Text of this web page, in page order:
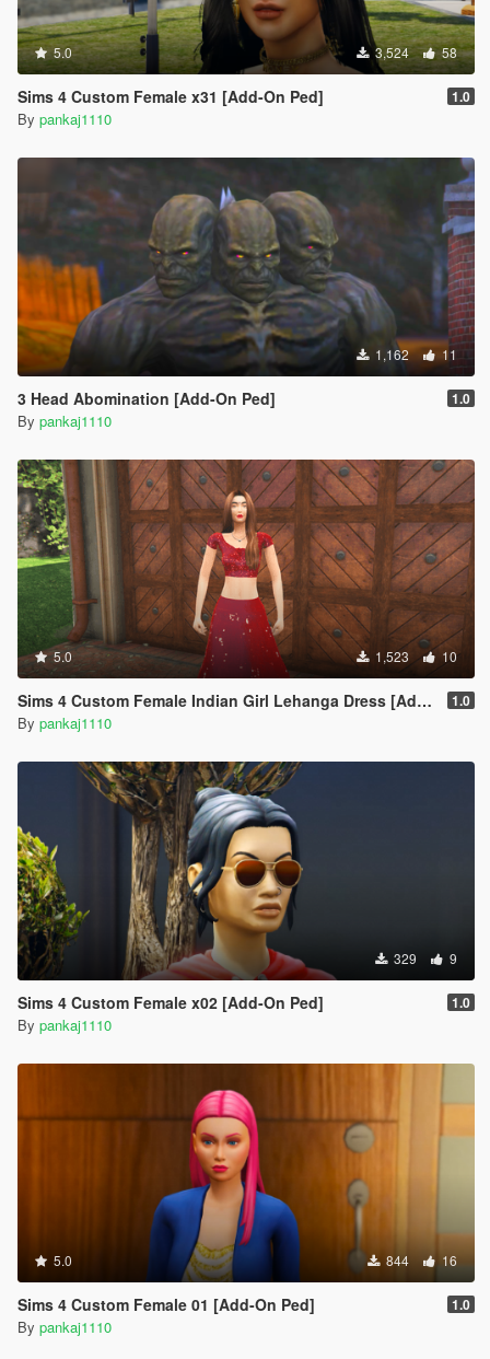
5.0 3,524 58
Sims 4 Custom Female x31 [Add-On Ped] 1.0
By pankaj1110
1,162 11
3 Head Abomination [Add-On Ped] 1.0
By pankaj1110
5.0 1,523 10
Sims 4 Custom Female Indian Girl Lehanga Dress [Add-On Ped] 1.0
By pankaj1110
329 9
Sims 4 Custom Female x02 [Add-On Ped] 1.0
By pankaj1110
5.0 844 16
Sims 4 Custom Female 01 [Add-On Ped] 1.0
By pankaj1110